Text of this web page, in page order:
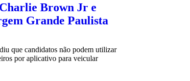
Brown Jr e
Grande Paulista